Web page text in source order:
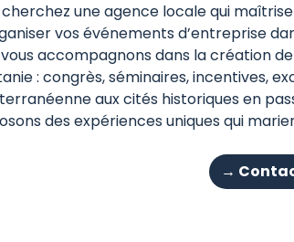
cherchez une agence locale qui
vos événements d’entreprise
accompagnons dans la création
: congrès, séminaires, incentives,
aux cités historiques en
des expériences uniques qui
→